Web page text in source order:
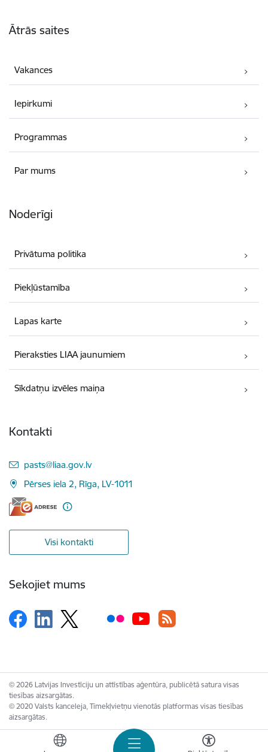
Ātrās saites
Vakances
Iepirkumi
Programmas
Par mums
Noderīgi
Privātuma politika
Piekļūstamība
Lapas karte
Pieraksties LIAA jaunumiem
Sīkdatņu izvēles maiņa
Kontakti
E-pasts:
pasts@liaa.gov.lv
Pērses iela 2, Rīga, LV-1011
Visi kontakti
Sekojiet mums
© 2026 Latvijas Investīciju un attīstības aģentūra, publicētā satura visas
tiesības aizsargātas.
© 2020 Valsts kanceleja, Tīmekļvietņu vienotās platformas visas tiesības
aizsargātas.